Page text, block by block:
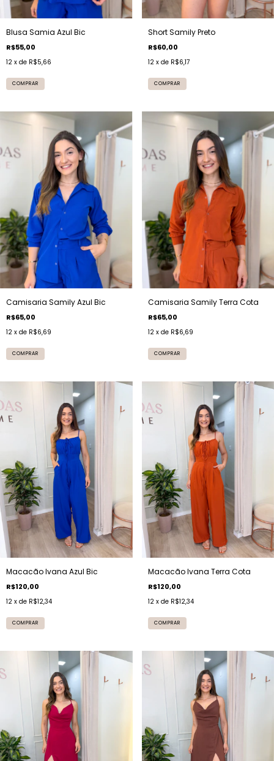
Blusa Samia Azul Bic
R$55,00
12 x de R$5,66
COMPRAR
Short Samily Preto
R$60,00
12 x de R$6,17
COMPRAR
Camisaria Samily Azul Bic
R$65,00
12 x de R$6,69
COMPRAR
Camisaria Samily Terra Cota
R$65,00
12 x de R$6,69
COMPRAR
Macacão Ivana Azul Bic
R$120,00
12 x de R$12,34
COMPRAR
Macacão Ivana Terra Cota
R$120,00
12 x de R$12,34
COMPRAR